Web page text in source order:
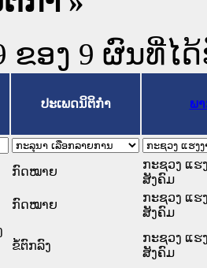
ຂອງ 9 ຜົນທີ່ໄ
ປະເພດນິຕິກຳ ພ
ກົດໝາຍ
ກະຊວງ ແຮ
ສັງຄົມ
ກົດໝາຍ
ກະຊວງ ແຮ
ສັງຄົມ
ຂໍ້ຕົກລົງ
ກະຊວງ ແຮ
ສັງຄົມ